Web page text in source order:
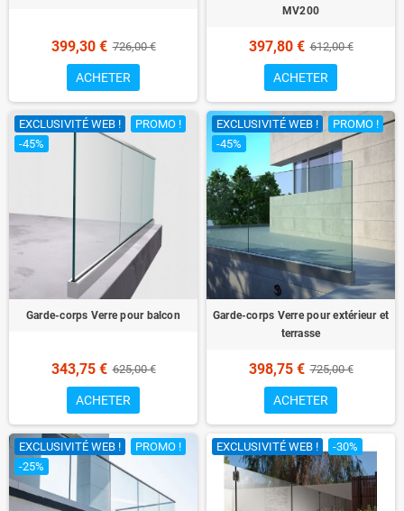
399,30 € 726,00 €
ACHETER
MV200
397,80 € 612,00 €
ACHETER
EXCLUSIVITÉ WEB !
PROMO !
-45%
Garde-corps Verre pour balcon
343,75 € 625,00 €
ACHETER
EXCLUSIVITÉ WEB !
PROMO !
-45%
Garde-corps Verre pour extérieur et
terrasse
398,75 € 725,00 €
ACHETER
EXCLUSIVITÉ WEB !
PROMO !
-25%
EXCLUSIVITÉ WEB ! -30%